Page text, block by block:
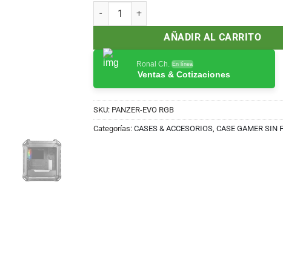
CASE COUGAR PANZER EVO RGB, NEGRO, 4
AÑADIR AL CARRITO
Ronal Ch. En línea
Ventas & Cotizaciones
SKU: PANZER-EVO RGB
Categorías:CASES & ACCESORIOS,CASE GAMER SIN